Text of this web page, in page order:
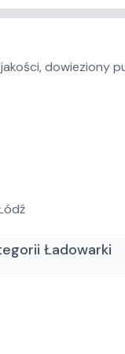
dowieziony
Ładowarki